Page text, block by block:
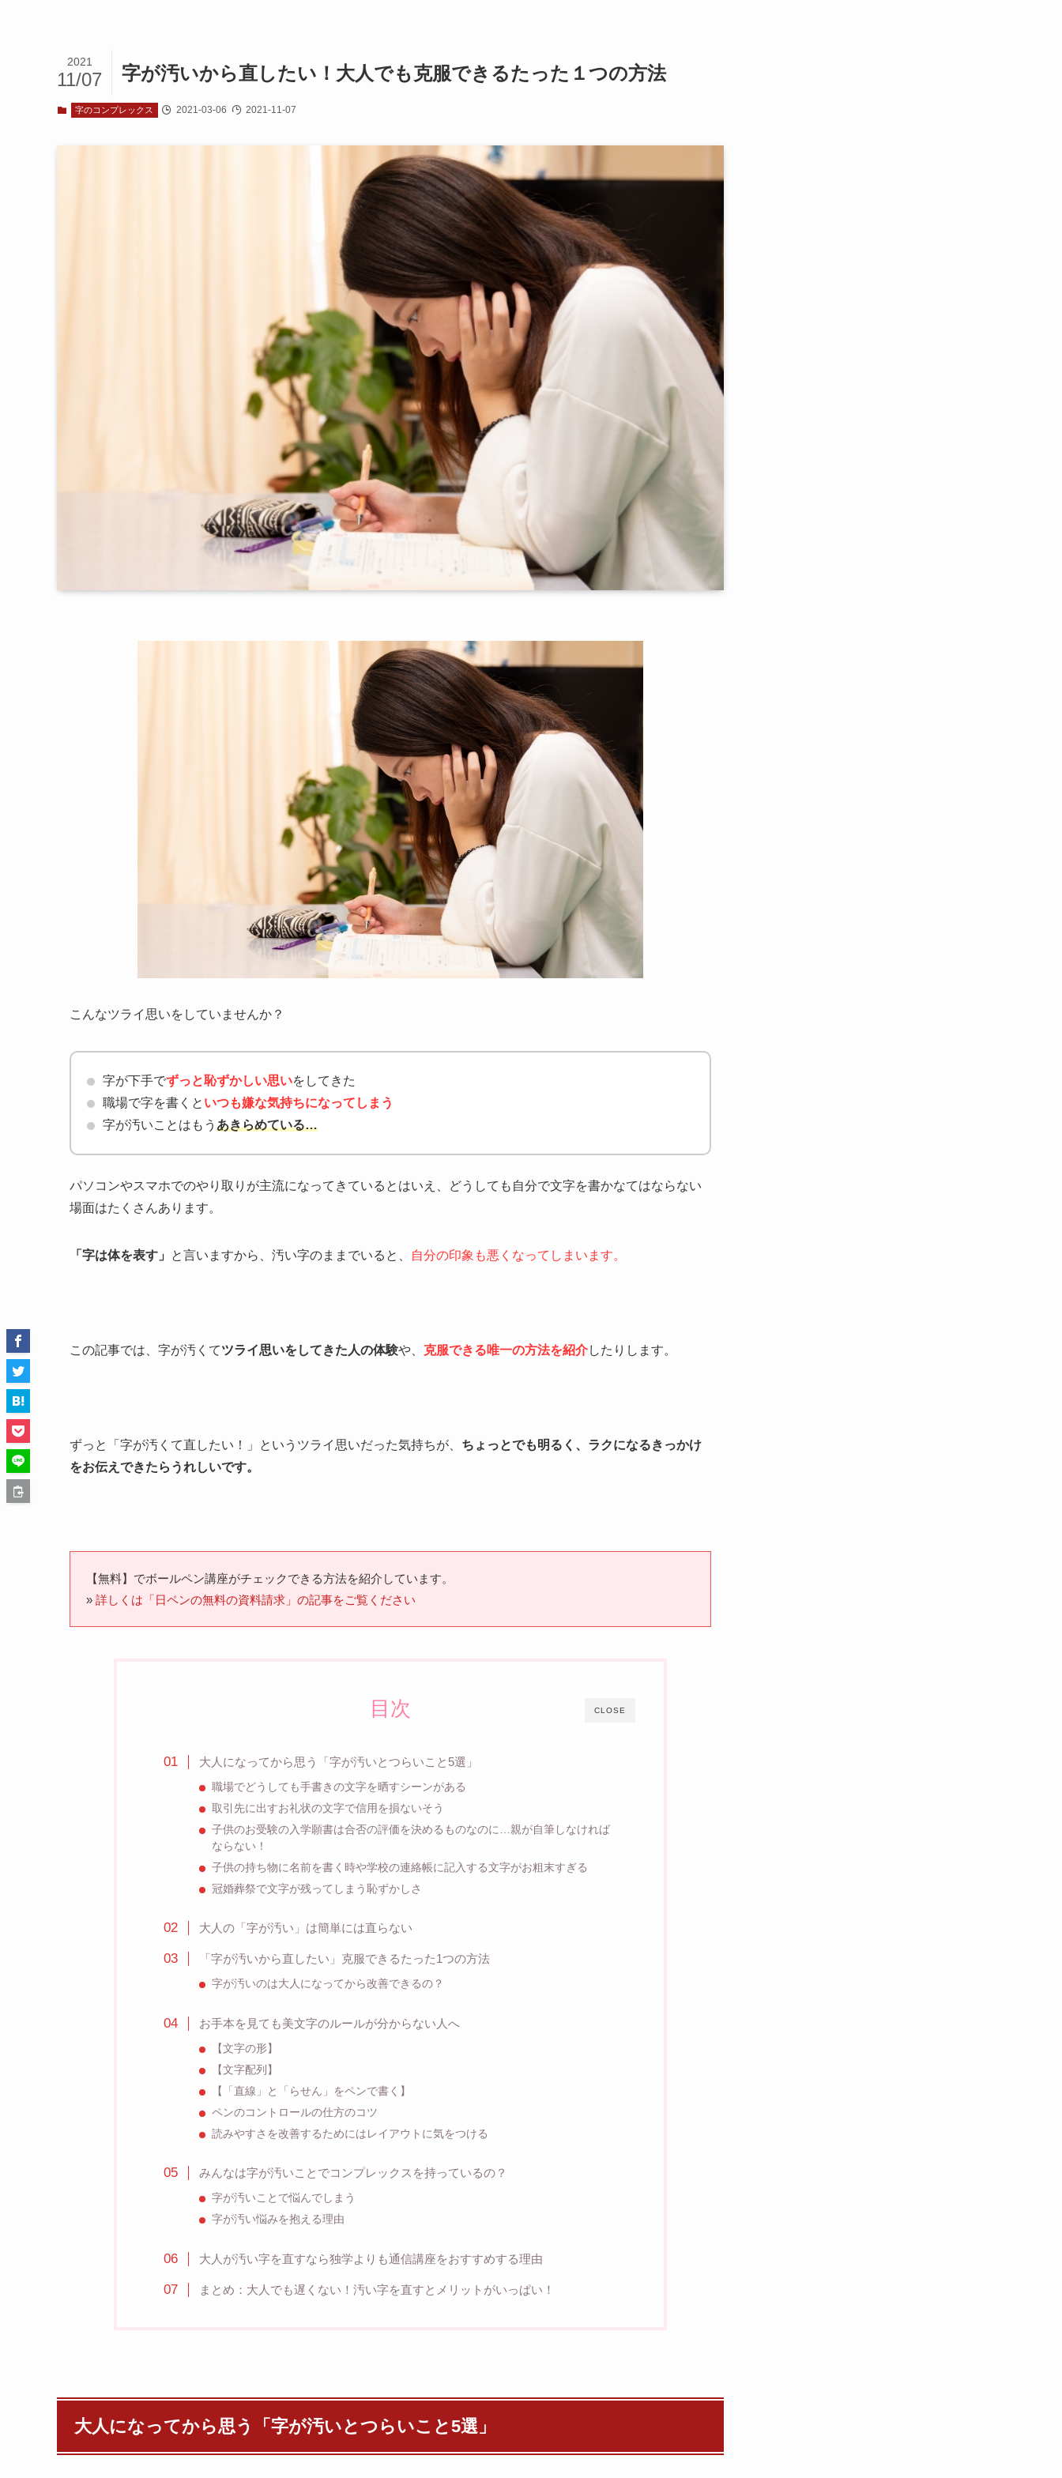
字が汚いから直したい！大人でも克服できるたった１つの方法
2021
11/07
字のコンプレックス 2021-03-06 2021-11-07
こんなツライ思いをしていませんか？
字が下手でずっと恥ずかしい思いをしてきた
職場で字を書くと いつも嫌な気持ちになってしまう
字が汚いことはもう あきらめている…
パソコンやスマホでのやり取りが主流になってきているとはいえ、どうしても自分で文字を書かなてはならない
場面はたくさんあります。
「字は体を表す」 と言いますから、汚い字のままでいると、 自分の印象も悪くなってしまいます。
この記事では、字が汚くてツライ思いをしてきた人の体験や、 克服できる唯一の方法を紹介したりします。
ずっと「字が汚くて直したい！」というツライ思いだった気持ちが、 ちょっとでも明るく、ラクになるきっかけ
をお伝えできたらうれしいです。
【無料】でボールペン講座がチェックできる方法を紹介しています。
» 詳しくは「日ペンの無料の資料請求」の記事をご覧ください
CLOSE
目次
大人になってから思う「字が汚いとつらいこと5選」
職場でどうしても手書きの文字を晒すシーンがある
取引先に出すお礼状の文字で信用を損ないそう
子供のお受験の入学願書は合否の評価を決めるものなのに…親が自筆しなければ
ならない！
子供の持ち物に名前を書く時や学校の連絡帳に記入する文字がお粗末すぎる
冠婚葬祭で文字が残ってしまう恥ずかしさ
大人の「字が汚い」は簡単には直らない
「字が汚いから直したい」克服できるたった1つの方法
字が汚いのは大人になってから改善できるの？
お手本を見ても美文字のルールが分からない人へ
【文字の形】
【文字配列】
【「直線」と「らせん」をペンで書く】
ペンのコントロールの仕方のコツ
読みやすさを改善するためにはレイアウトに気をつける
みんなは字が汚いことでコンプレックスを持っているの？
字が汚いことで悩んでしまう
字が汚い悩みを抱える理由
大人が汚い字を直すなら独学よりも通信講座をおすすめする理由
まとめ：大人でも遅くない！汚い字を直すとメリットがいっぱい！
大人になってから思う「字が汚いとつらいこと5選」